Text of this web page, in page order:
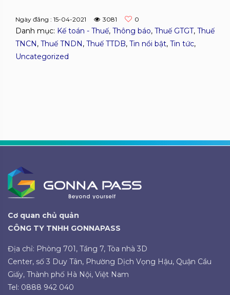
Ngày đăng : 15-04-2021 3081 0
Danh mục: Kế toán - Thuế, Thông báo, Thuế GTGT, Thuế
TNCN, Thuế TNDN, Thuế TTDB, Tin nổi bật, Tin tức,
Uncategorized
Cơ quan chủ quản
CÔNG TY TNHH GONNAPASS
Địa chỉ: Phòng 701, Tầng 7, Tòa nhà 3D
Center, số 3 Duy Tân, Phường Dịch Vọng Hậu, Quận Cầu
Giấy, Thành phố Hà Nội, Việt Nam
Tel: 0888 942 040